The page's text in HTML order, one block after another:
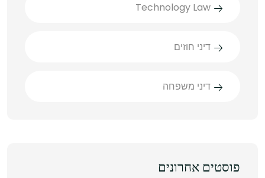
Technology Law
דיני חוזים
דיני משפחה
פוסטים אחרונים